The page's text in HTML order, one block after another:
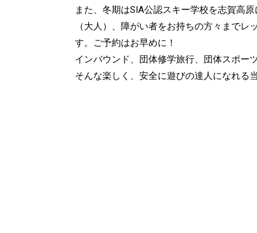
また、冬期はSIA公認スキー学校を志賀高
（大人）、障がい者をお持ちの方々まで
す。ご予約はお早めに！
インバウンド、団体修学旅行、団体スポー
そんな楽しく、安全に遊びの達人になれる